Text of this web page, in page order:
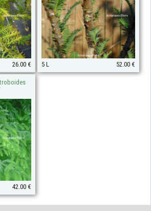
26.00 € 5 L 52.00 €
42.00 €